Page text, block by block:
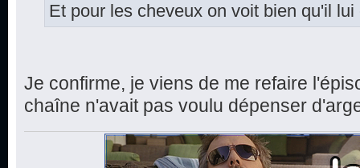
Et pour les cheveux on voit bien qu'il lui
Je confirme, je viens de me refaire
chaîne n'avait pas voulu dépenser